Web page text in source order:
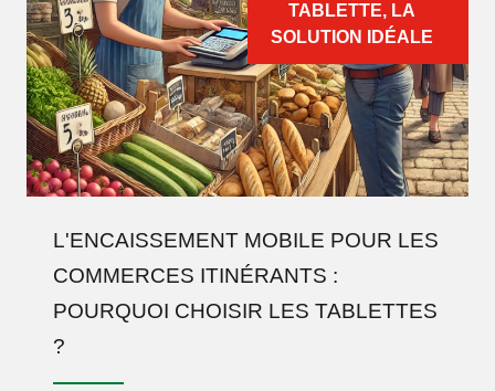
L'ENCAISSEMENT MOBILE POUR LES
COMMERCES ITINÉRANTS :
POURQUOI CHOISIR LES TABLETTES
?
TABLETTE, LA
SOLUTION IDÉALE